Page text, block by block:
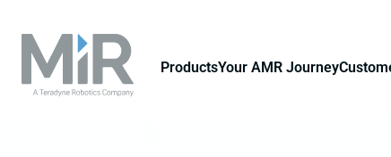
ProductsYour AMR Journey